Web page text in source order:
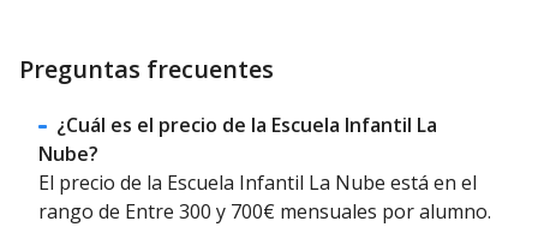
Preguntas frecuentes
¿Cuál es el precio de la Escuela Infantil La
Nube?
El precio de la Escuela Infantil La Nube está en el
rango de Entre 300 y 700€ mensuales por alumno.